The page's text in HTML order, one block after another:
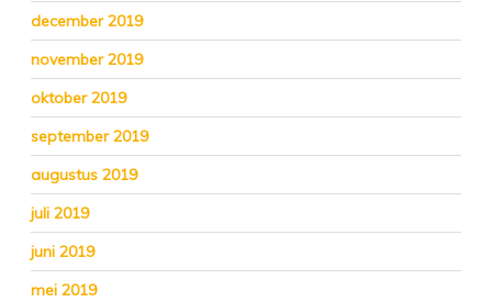
december 2019
november 2019
oktober 2019
september 2019
augustus 2019
juli 2019
juni 2019
mei 2019